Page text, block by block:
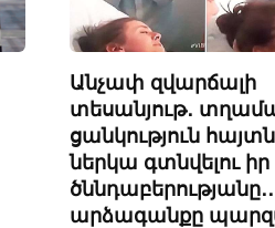
Անչափ զվարճալի
տեսանյութ․
ցանկություն
ներկա գտնվելու իր
արձագանքը